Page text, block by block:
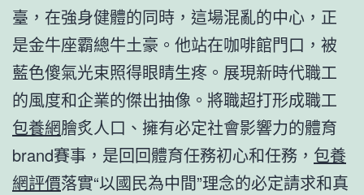
臺，在強身健體的同時，這場混亂的中心，正
是金牛座霸總牛土豪。他站在咖啡館門口，被
藍色傻氣光束照得眼睛生疼。展現新時代職工
的風度和企業的傑出抽像。將職超打形成職工
包養網膾炙人口、擁有必定社會影響力的體育
brand賽事，是回回體育任務初心和任務， 包養
網評價落實“以國民為中間”理念的必定請求和真